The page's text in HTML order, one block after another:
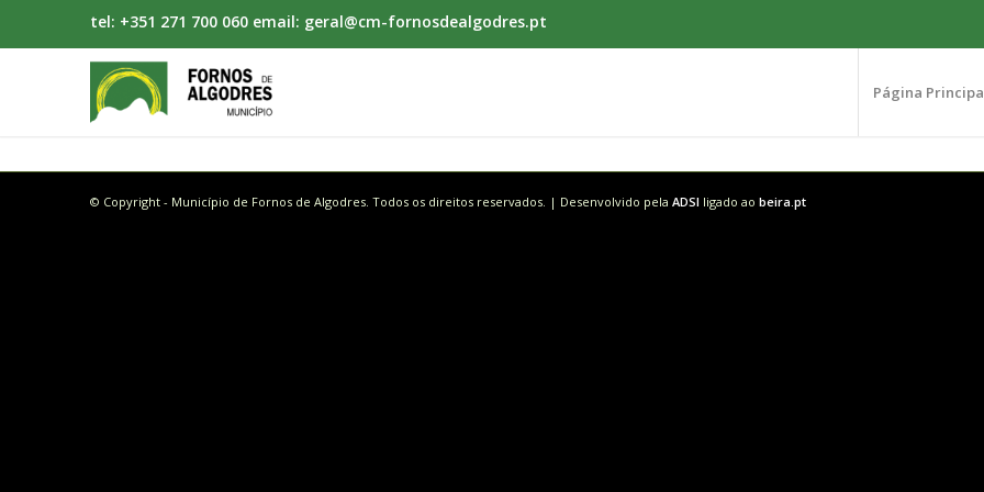
tel: +351 271 700 060 email: geral@cm-fornosdealgodres.pt
Página
© Copyright - Município de Fornos de Algodres. Todos os direitos reservados. | Desenvolvido pela ADSI ligado ao beira.pt